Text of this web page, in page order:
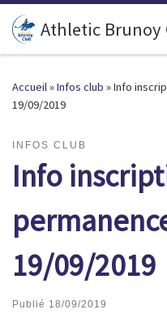
Passer au contenu
Athletic Brunoy
Accueil»Infos club »Info
19/09/2019
INFOS CLUB
Info
19/09/2019
Publié 18/09/2019